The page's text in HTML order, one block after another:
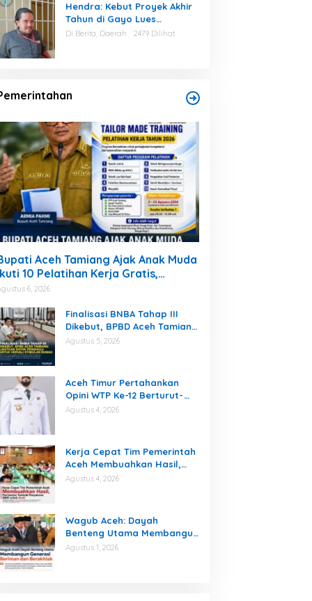
Hendra: Kebut Proyek Akhir
Tahun di Gayo Lues
Berpotensi Asal Dikerjakan
Di Berita, Daerah 2479 Dilihat
Aceh Tamiang Ajak Anak Muda
10 Pelatihan Kerja Gratis,
SDM Siap Kerja dan
6, 2026
Finalisasi BNBA Tahap III
Dikebut, BPBD Aceh Tamiang
Libatkan Datok Penghulu
Agustus 5, 2026
Aceh Timur Pertahankan
Opini WTP Ke-12 Berturut-
turut
Agustus 4, 2026
Kerja Cepat Tim Pemerintah
Aceh Membuahkan Hasil,
Pertamina Tambah
Agustus 4, 2026
Wagub Aceh: Dayah
Benteng Utama Membangun
Generasi Beriman dan
Agustus 1, 2026